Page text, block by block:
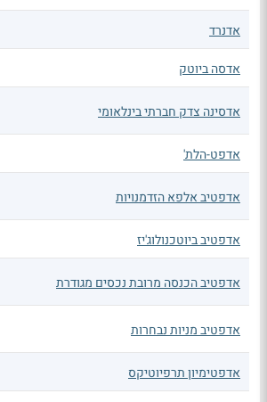
אדנרד
אדסה ביוטק
אדסינה צדק חברתי בינלאומי
אדפט-הלת'
אדפטיב אלפא הזדמנויות
אדפטיב ביוטכנולוג'יז
אדפטיב הכנסה מרובת נכסים מגודרת
אדפטיב מניות נבחרות
אדפטימיון תרפיוטיקס